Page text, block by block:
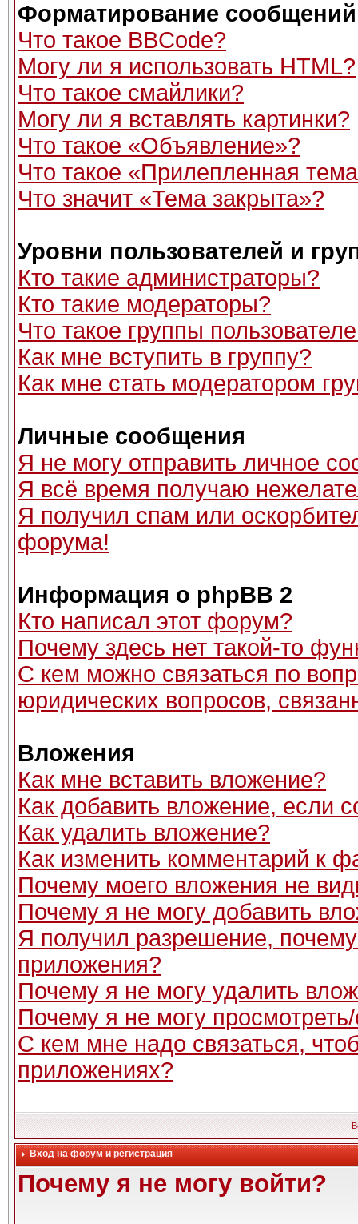
Форматирование
Что такое BBCode?
Могу ли я использовать HTML?
Что такое смайлики?
Могу ли я вставлять картинки?
Что такое «Объявление»?
Что такое «Прилепленная
Что значит «Тема закрыта»?
Уровни пользователей и
Кто такие администраторы?
Кто такие модераторы?
Что такое группы
Как мне вступить в группу?
Как мне стать модератором
Личные сообщения
Я не могу отправить личное
Я всё время получаю
Я получил спам или
форума!
Информация о phpBB 2
Кто написал этот форум?
Почему здесь нет такой-то
С кем можно связаться по
юридических вопросов,
Вложения
Как мне вставить вложение?
Как добавить вложение, если
Как удалить вложение?
Как изменить комментарий к
Почему моего вложения не
Почему я не могу добавить
Я получил разрешение,
приложения?
Почему я не могу удалить
Почему я не могу
С кем мне надо связаться,
приложениях?
Вход на форум и регистрация
Почему я не могу войти?